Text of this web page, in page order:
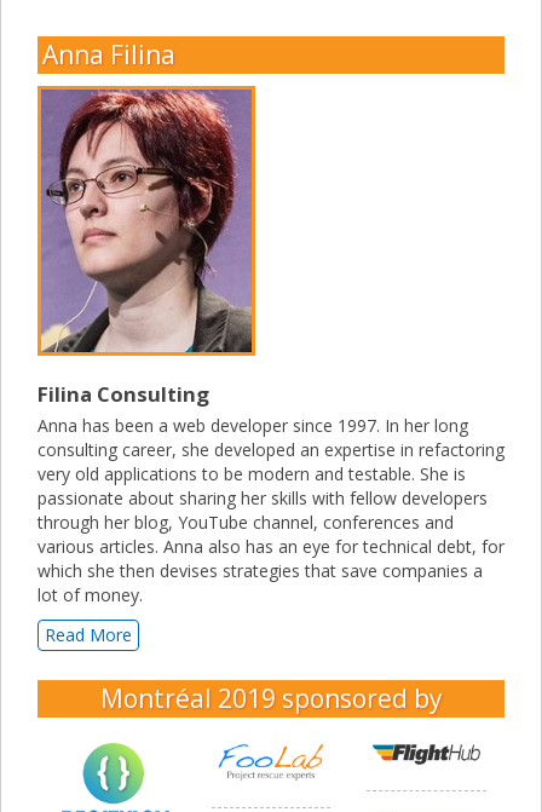
Anna Filina
Filina Consulting
Anna has been a web developer since 1997. In her long
consulting career, she developed an expertise in refactoring
very old applications to be modern and testable. She is
passionate about sharing her skills with fellow developers
through her blog, YouTube channel, conferences and
various articles. Anna also has an eye for technical debt, for
which she then devises strategies that save companies a
lot of money.
Read More
Montréal 2019 sponsored by